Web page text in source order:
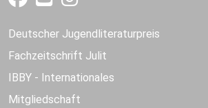
Deutscher Jugendliteraturpreis
Fachzeitschrift Julit
IBBY - Internationales
Mitgliedschaft